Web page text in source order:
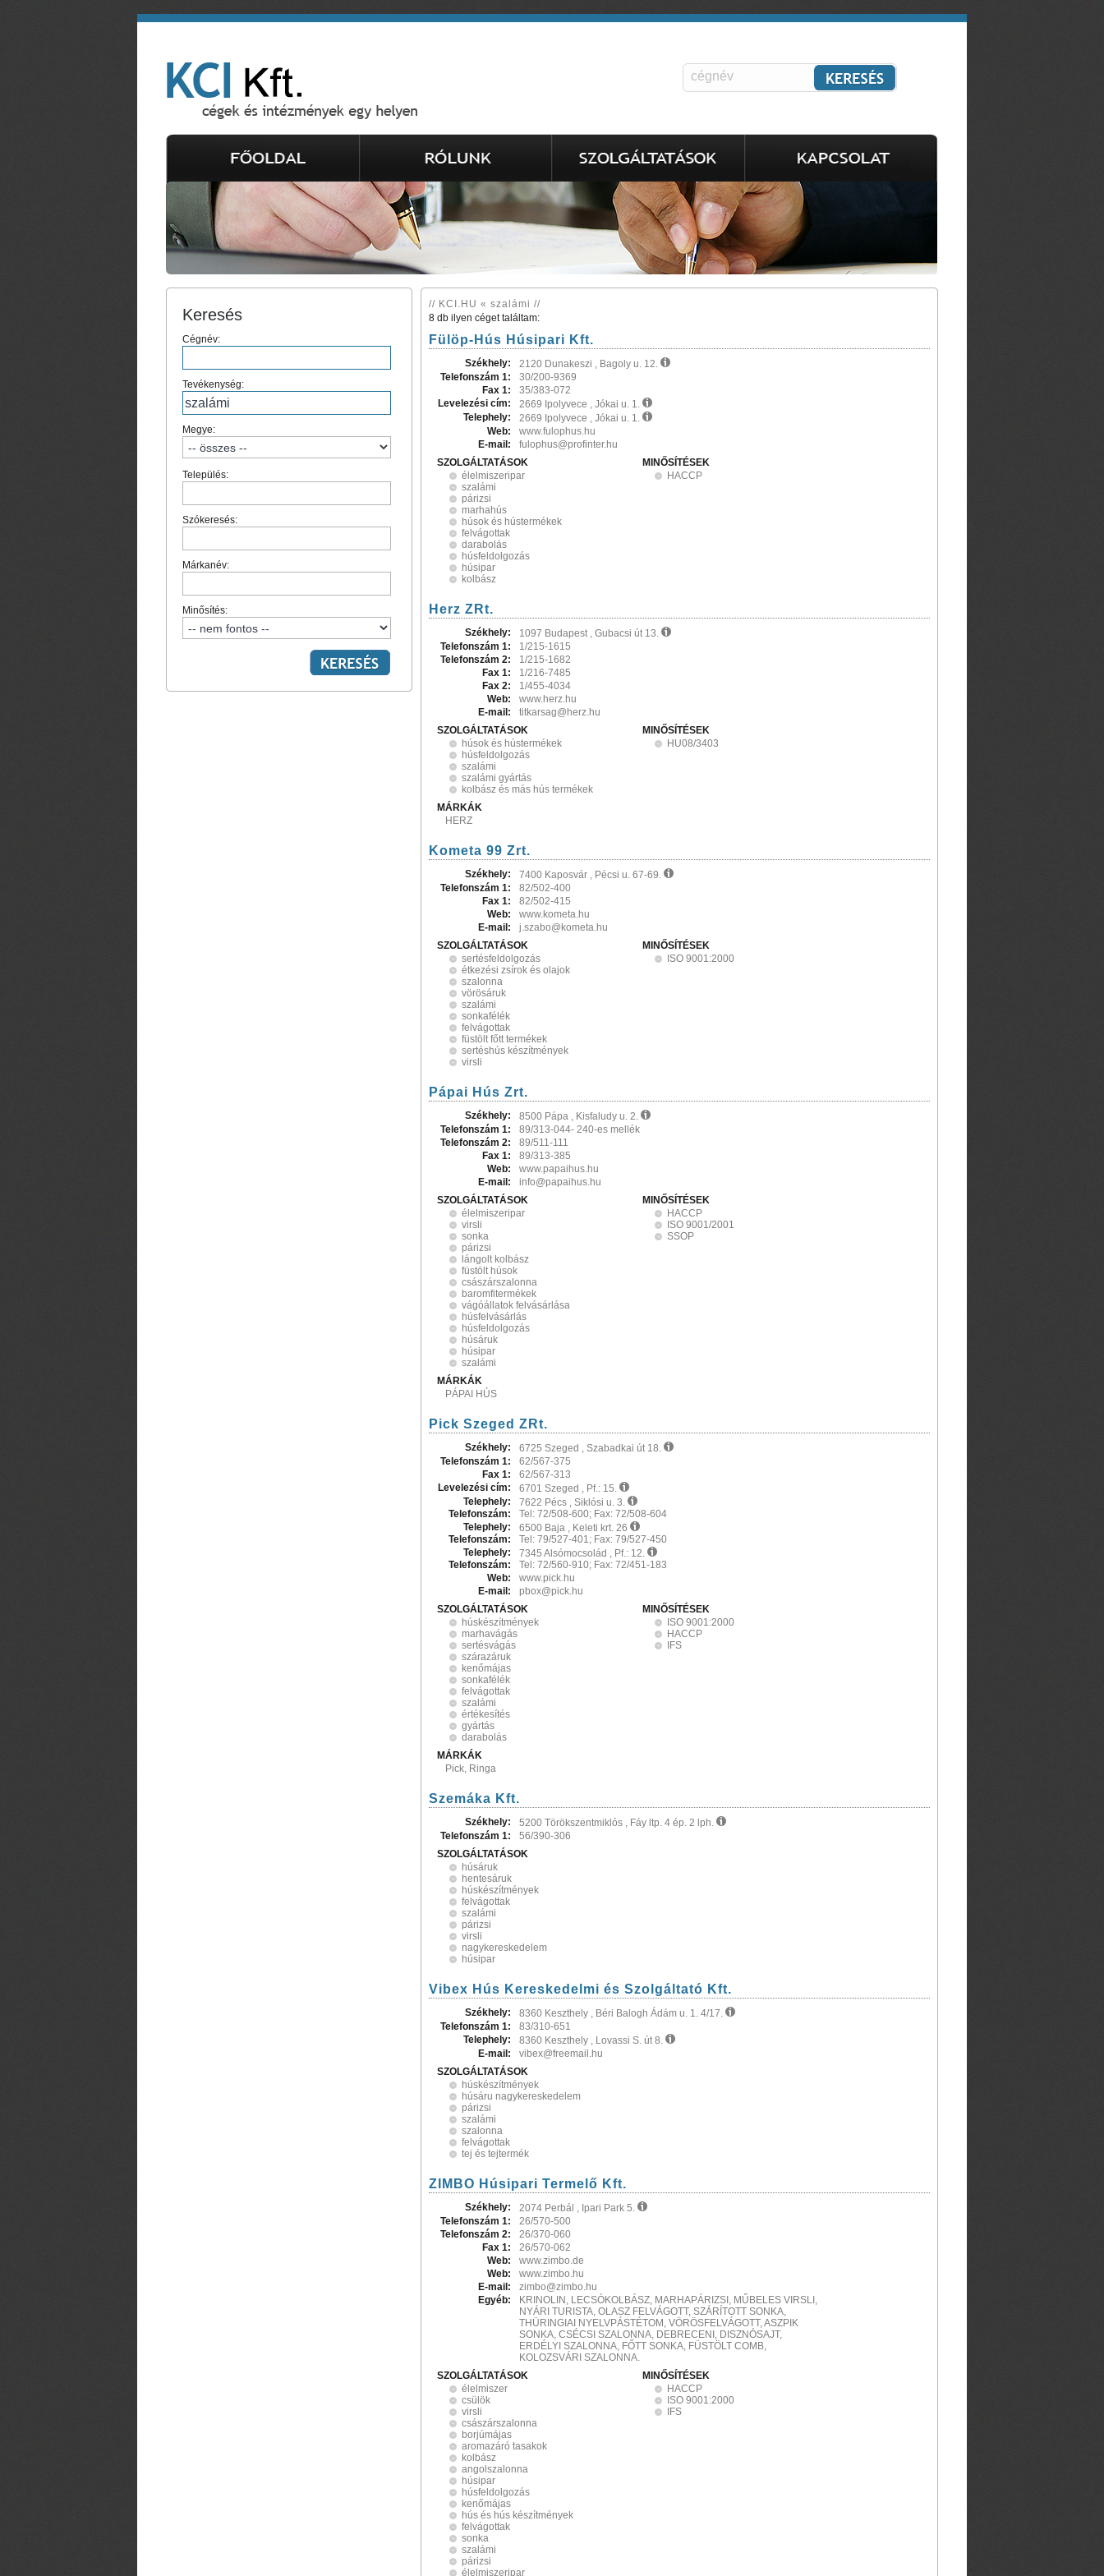
Keresés
Cégnév:
Tevékenység:
Megye:
Település:
Szókeresés:
Márkanév:
Minősítés:
// KCI.HU « szalámi //
8 db ilyen céget találtam:
Fülöp-Hús Húsipari Kft.
Székhely:
2120 Dunakeszi , Bagoly u. 12.
Telefonszám 1:
30/200-9369
Fax 1:
35/383-072
Levelezési cím:
2669 Ipolyvece , Jókai u. 1.
Telephely:
2669 Ipolyvece , Jókai u. 1.
Web:
www.fulophus.hu
E-mail:
fulophus@profinter.hu
SZOLGÁLTATÁSOK
élelmiszeripar
szalámi
párizsi
marhahús
húsok és hústermékek
felvágottak
darabolás
húsfeldolgozás
húsipar
kolbász
MINŐSÍTÉSEK
HACCP
Herz ZRt.
Székhely:
1097 Budapest , Gubacsi út 13.
Telefonszám 1:
1/215-1615
Telefonszám 2:
1/215-1682
Fax 1:
1/216-7485
Fax 2:
1/455-4034
Web:
www.herz.hu
E-mail:
titkarsag@herz.hu
SZOLGÁLTATÁSOK
húsok és hústermékek
húsfeldolgozás
szalámi
szalámi gyártás
kolbász és más hús termékek
MINŐSÍTÉSEK
HU08/3403
MÁRKÁK
HERZ
Kometa 99 Zrt.
Székhely:
7400 Kaposvár , Pécsi u. 67-69.
Telefonszám 1:
82/502-400
Fax 1:
82/502-415
Web:
www.kometa.hu
E-mail:
j.szabo@kometa.hu
SZOLGÁLTATÁSOK
sertésfeldolgozás
étkezési zsírok és olajok
szalonna
vörösáruk
szalámi
sonkafélék
felvágottak
füstölt főtt termékek
sertéshús készítmények
virsli
MINŐSÍTÉSEK
ISO 9001:2000
Pápai Hús Zrt.
Székhely:
8500 Pápa , Kisfaludy u. 2.
Telefonszám 1:
89/313-044- 240-es mellék
Telefonszám 2:
89/511-111
Fax 1:
89/313-385
Web:
www.papaihus.hu
E-mail:
info@papaihus.hu
SZOLGÁLTATÁSOK
élelmiszeripar
virsli
sonka
párizsi
lángolt kolbász
füstölt húsok
császárszalonna
baromfitermékek
vágóállatok felvásárlása
húsfelvásárlás
húsfeldolgozás
húsáruk
húsipar
szalámi
MINŐSÍTÉSEK
HACCP
ISO 9001/2001
SSOP
MÁRKÁK
PÁPAI HÚS
Pick Szeged ZRt.
Székhely:
6725 Szeged , Szabadkai út 18.
Telefonszám 1:
62/567-375
Fax 1:
62/567-313
Levelezési cím:
6701 Szeged , Pf.: 15.
Telephely:
7622 Pécs , Siklósi u. 3.
Telefonszám:
Tel: 72/508-600; Fax: 72/508-604
Telephely:
6500 Baja , Keleti krt. 26
Telefonszám:
Tel: 79/527-401; Fax: 79/527-450
Telephely:
7345 Alsómocsolád , Pf.: 12.
Telefonszám:
Tel: 72/560-910; Fax: 72/451-183
Web:
www.pick.hu
E-mail:
pbox@pick.hu
SZOLGÁLTATÁSOK
húskészítmények
marhavágás
sertésvágás
szárazáruk
kenőmájas
sonkafélék
felvágottak
szalámi
értékesítés
gyártás
darabolás
MINŐSÍTÉSEK
ISO 9001:2000
HACCP
IFS
MÁRKÁK
Pick, Ringa
Szemáka Kft.
Székhely:
5200 Törökszentmiklós , Fáy ltp. 4 ép. 2 lph.
Telefonszám 1:
56/390-306
SZOLGÁLTATÁSOK
húsáruk
hentesáruk
húskészítmények
felvágottak
szalámi
párizsi
virsli
nagykereskedelem
húsipar
Vibex Hús Kereskedelmi és Szolgáltató Kft.
Székhely:
8360 Keszthely , Béri Balogh Ádám u. 1. 4/17.
Telefonszám 1:
83/310-651
Telephely:
8360 Keszthely , Lovassi S. út 8.
E-mail:
vibex@freemail.hu
SZOLGÁLTATÁSOK
húskészítmények
húsáru nagykereskedelem
párizsi
szalámi
szalonna
felvágottak
tej és tejtermék
ZIMBO Húsipari Termelő Kft.
Székhely:
2074 Perbál , Ipari Park 5.
Telefonszám 1:
26/570-500
Telefonszám 2:
26/370-060
Fax 1:
26/570-062
Web:
www.zimbo.de
Web:
www.zimbo.hu
E-mail:
zimbo@zimbo.hu
Egyéb:
KRINOLIN, LECSÓKOLBÁSZ, MARHAPÁRIZSI, MŰBELES VIRSLI,
NYÁRI TURISTA, OLASZ FELVÁGOTT, SZÁRÍTOTT SONKA,
THÜRINGIAI NYELVPÁSTÉTOM, VÖRÖSFELVÁGOTT, ASZPIK
SONKA, CSÉCSI SZALONNA, DEBRECENI, DISZNÓSAJT,
ERDÉLYI SZALONNA, FŐTT SONKA, FÜSTÖLT COMB,
KOLOZSVÁRI SZALONNA.
SZOLGÁLTATÁSOK
élelmiszer
csülök
virsli
császárszalonna
borjúmájas
aromazáró tasakok
kolbász
angolszalonna
húsipar
húsfeldolgozás
kenőmájas
hús és hús készítmények
felvágottak
sonka
szalámi
párizsi
élelmiszeripar
MINŐSÍTÉSEK
HACCP
ISO 9001:2000
IFS